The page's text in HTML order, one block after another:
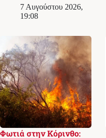
7 Αυγούστου 2026,
19:08
Φωτιά στην Κόρινθο: